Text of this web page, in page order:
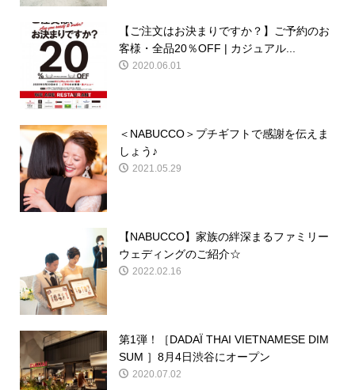
【ご注文はお決まりですか？】ご予約のお
客様・全品20％OFF | カジュアル...
2020.06.01
＜NABUCCO＞プチギフトで感謝を伝えま
しょう♪
2021.05.29
【NABUCCO】家族の絆深まるファミリー
ウェディングのご紹介☆
2022.02.16
第1弾！［DADAÏ THAI VIETNAMESE DIM
SUM ］8月4日渋谷にオープン
2020.07.02